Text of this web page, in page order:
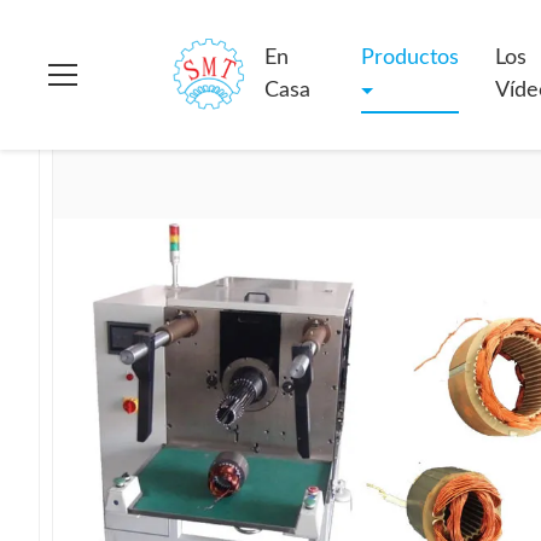
En
Casa
Productos
Los
Productos >